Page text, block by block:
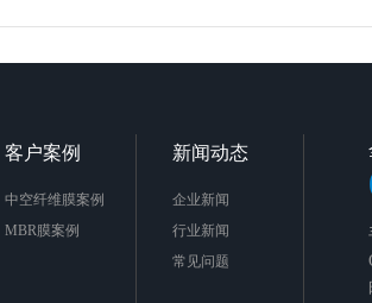
客户案例
中空纤维膜案例
MBR膜案例
新闻动态
企业新闻
行业新闻
常见问题